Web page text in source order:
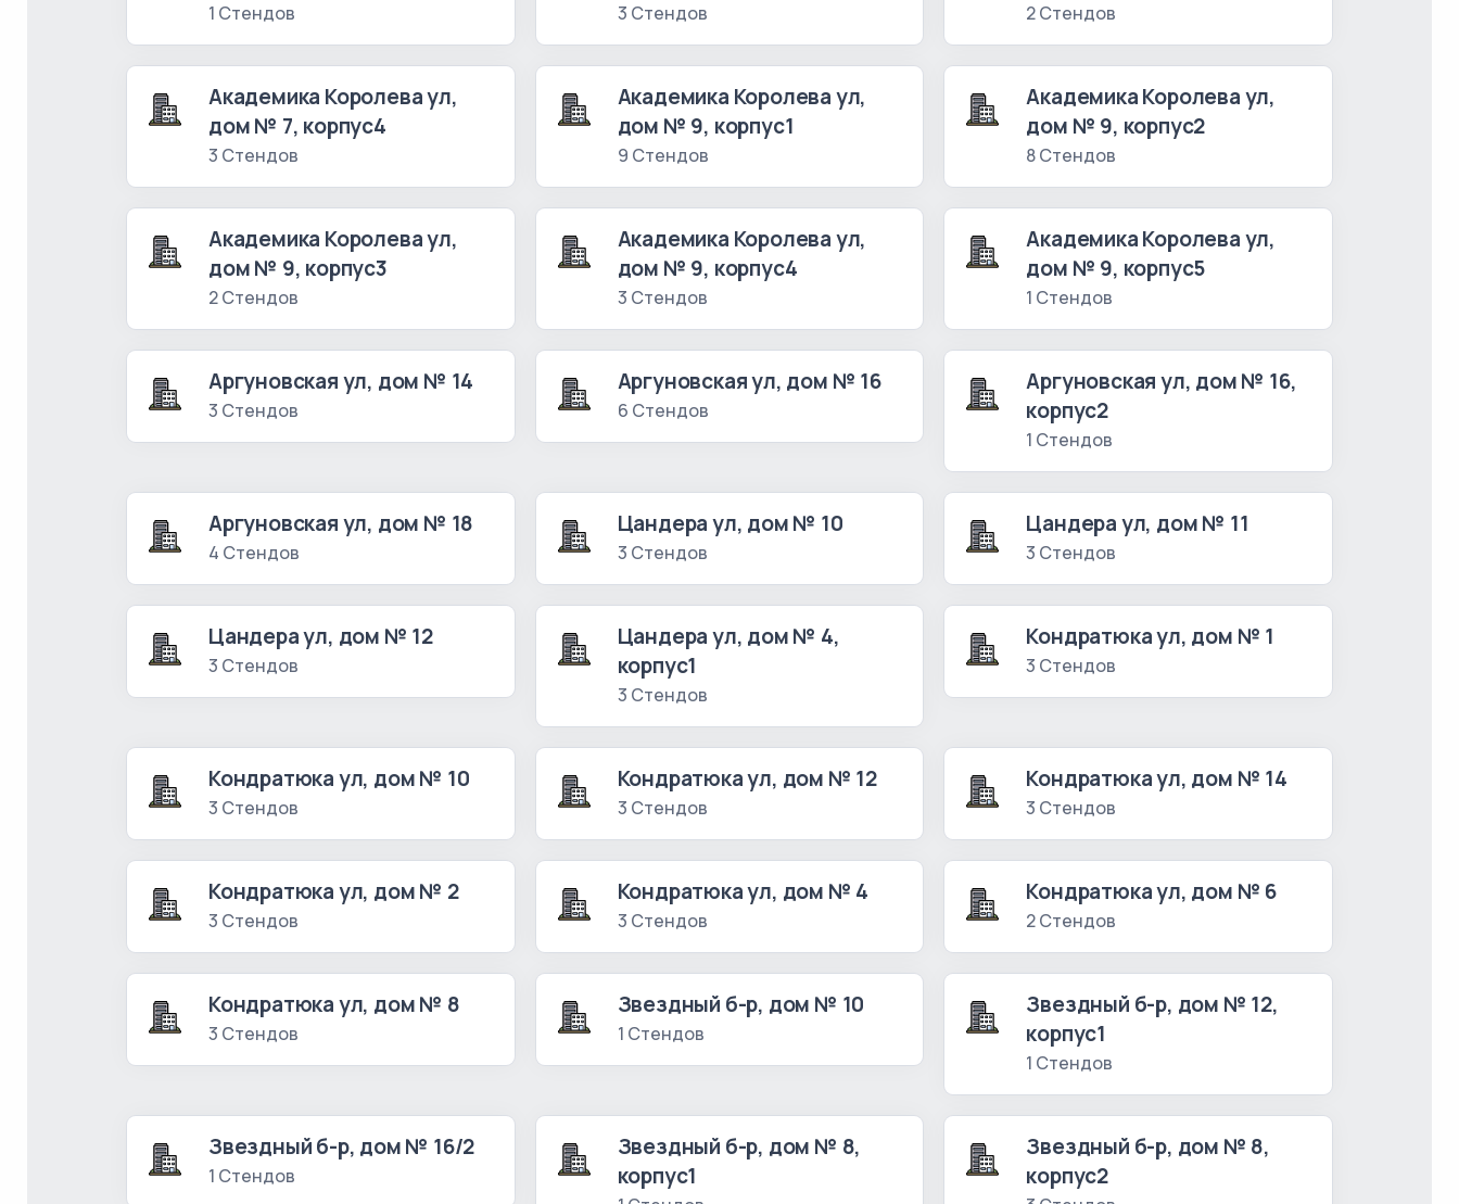
1 Стендов 3 Стендов 2 Стендов
Академика Королева ул,
дом № 7, корпус4
3 Стендов
Академика Королева ул,
дом № 9, корпус1
9 Стендов
Академика Королева ул,
дом № 9, корпус2
8 Стендов
Академика Королева ул,
дом № 9, корпус3
2 Стендов
Академика Королева ул,
дом № 9, корпус4
3 Стендов
Академика Королева ул,
дом № 9, корпус5
1 Стендов
Аргуновская ул, дом № 14
3 Стендов
Аргуновская ул, дом № 16
6 Стендов
Аргуновская ул, дом № 16,
корпус2
1 Стендов
Аргуновская ул, дом № 18
4 Стендов
Цандера ул, дом № 10
3 Стендов
Цандера ул, дом № 11
3 Стендов
Цандера ул, дом № 12
3 Стендов
Цандера ул, дом № 4,
корпус1
3 Стендов
Кондратюка ул, дом № 1
3 Стендов
Кондратюка ул, дом № 10
3 Стендов
Кондратюка ул, дом № 12
3 Стендов
Кондратюка ул, дом № 14
3 Стендов
Кондратюка ул, дом № 2
3 Стендов
Кондратюка ул, дом № 4
3 Стендов
Кондратюка ул, дом № 6
2 Стендов
Кондратюка ул, дом № 8
3 Стендов
Звездный б-р, дом № 10
1 Стендов
Звездный б-р, дом № 12,
корпус1
1 Стендов
Звездный б-р, дом № 16/2
1 Стендов
Звездный б-р, дом № 8,
корпус1
Звездный б-р, дом № 8,
корпус2